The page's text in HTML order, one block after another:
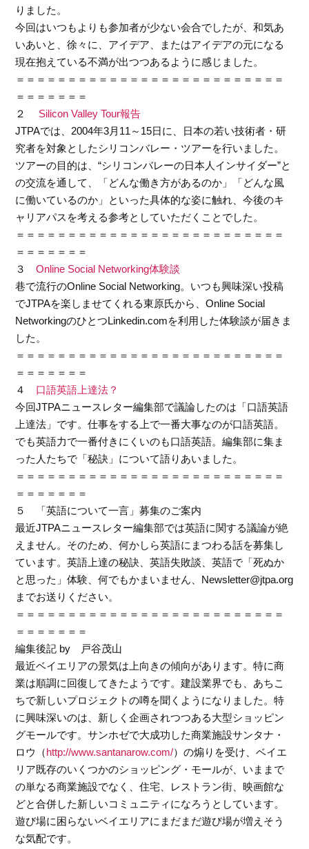
りました。
今回はいつもよりも参加者が少ない会合でしたが、和気あ
いあいと、徐々に、アイデア、またはアイデアの元になる
現在抱えている不満が出つつあるように感じました。
＝＝＝＝＝＝＝＝＝＝＝＝＝＝＝＝＝＝＝＝＝＝＝＝＝＝
＝＝＝＝＝＝＝
２
Silicon Valley Tour報告
JTPAでは、2004年3月11～15日に、日本の若い技術者・研
究者を対象としたシリコンバレー・ツアーを行いました。
ツアーの目的は、“シリコンバレーの日本人インサイダー”と
の交流を通して、「どんな働き方があるのか」「どんな風
に働いているのか」といった具体的な姿に触れ、今後のキ
ャリアパスを考える参考としていただくことでした。
＝＝＝＝＝＝＝＝＝＝＝＝＝＝＝＝＝＝＝＝＝＝＝＝＝＝
＝＝＝＝＝＝＝
３Online Social Networking体験談
巷で流行のOnline Social Networking。いつも興味深い投稿
でJTPAを楽しませてくれる東原氏から、Online Social
NetworkingのひとつLinkedin.comを利用した体験談が届きま
した。
＝＝＝＝＝＝＝＝＝＝＝＝＝＝＝＝＝＝＝＝＝＝＝＝＝＝
＝＝＝＝＝＝＝
４ 口語英語上達法？
今回JTPAニュースレター編集部で議論したのは「口語英語
上達法」です。仕事をする上で一番大事なのが口語英語。
でも英語力で一番付きにくいのも口語英語。編集部に集ま
った人たちで「秘訣」について語りあいました。
＝＝＝＝＝＝＝＝＝＝＝＝＝＝＝＝＝＝＝＝＝＝＝＝＝＝
＝＝＝＝＝＝＝
５ 「英語について一言」募集のご案内
最近JTPAニュースレター編集部では英語に関する議論が絶
えません。そのため、何かしら英語にまつわる話を募集し
ています。英語上達の秘訣、英語失敗談、英語で「死ぬか
と思った」体験、何でもかまいません、Newsletter@jtpa.org
までお送りください。
＝＝＝＝＝＝＝＝＝＝＝＝＝＝＝＝＝＝＝＝＝＝＝＝＝＝
＝＝＝＝＝＝＝
編集後記 by 戸谷茂山
最近ベイエリアの景気は上向きの傾向があります。特に商
業は順調に回復してきたようです。建設業界でも、あちこ
ちで新しいプロジェクトの噂を聞くようになりました。特
に興味深いのは、新しく企画されつつある大型ショッピン
グモールです。サンホゼで大成功した商業施設サンタナ・
ロウ（http://www.santanarow.com/）の煽りを受け、ベイエ
リア既存のいくつかのショッピング・モールが、いままで
の単なる商業施設でなく、住宅、レストラン街、映画館な
どと合併した新しいコミュニティになろうとしています。
遊び場に困らないベイエリアにまだまだ遊び場が増えそう
な気配です。